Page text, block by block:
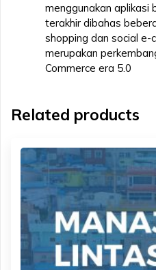
menggunakan aplikasi
terakhir dibahas
shopping dan social e-
merupakan
Commerce era 5.0
Related products